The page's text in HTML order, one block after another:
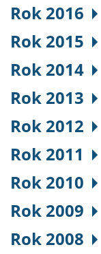
Rok 2016
Rok 2015
Rok 2014
Rok 2013
Rok 2012
Rok 2011
Rok 2010
Rok 2009
Rok 2008